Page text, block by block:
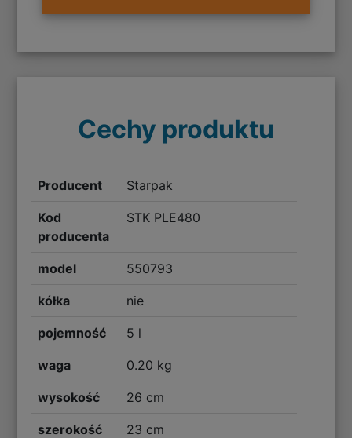
Cechy produktu
Producent Starpak
Kod
producenta
STK PLE480
model 550793
kółka nie
pojemność 5 l
waga 0.20 kg
wysokość 26 cm
szerokość 23 cm